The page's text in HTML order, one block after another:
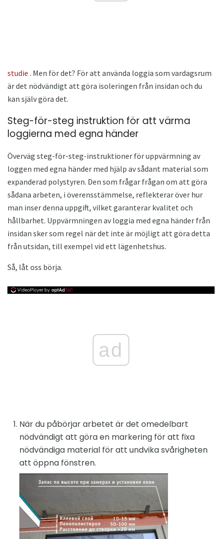
studie . Men för det? För att använda loggia som vardagsrum
är det nödvändigt att göra isoleringen från insidan och du
kan själv göra det.
Steg-för-steg instruktion för att värma
loggierna med egna händer
Överväg steg-för-steg-instruktioner för uppvärmning av
loggen med egna händer med hjälp av sådant material som
expanderad polystyren. Den som frågar frågan om att göra
sådana arbeten, i överensstämmelse, reflekterar över hur
man inser denna uppgift, vilket garanterar kvalitet och
hållbarhet. Uppvärmningen av loggia med egna händer från
insidan sker som regel när det inte är möjligt att göra detta
från utsidan, till exempel vid ett lägenhetshus.
Så, låt oss börja.
ad
När du påbörjar arbetet är det omedelbart
nödvändigt att göra en markering för att fixa
nödvändiga material för att undvika svårigheten
att öppna fönstren.